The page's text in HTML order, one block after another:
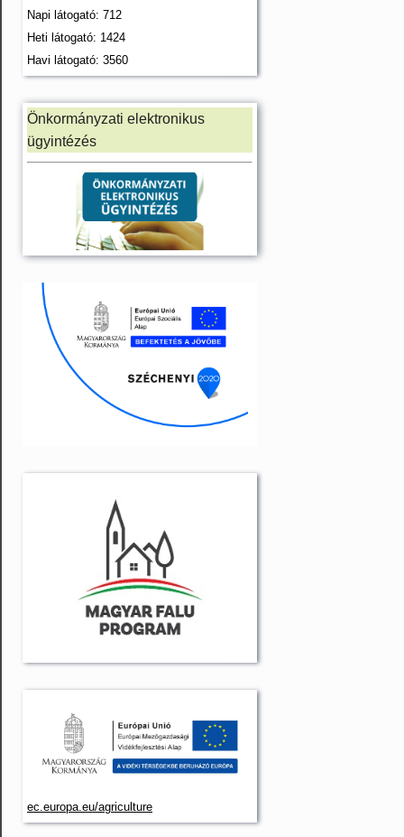
Napi látogató: 712
Heti látogató: 1424
Havi látogató: 3560
Önkormányzati elektronikus
ügyintézés
ec.europa.eu/agriculture